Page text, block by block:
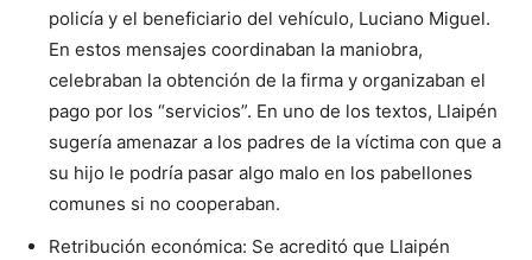
policía y el beneficiario del vehículo, Luciano Miguel.
En estos mensajes coordinaban la maniobra,
celebraban la obtención de la firma y organizaban el
pago por los “servicios”. En uno de los textos, Llaipén
sugería amenazar a los padres de la víctima con que a
su hijo le podría pasar algo malo en los pabellones
comunes si no cooperaban.
Retribución económica: Se acreditó que Llaipén